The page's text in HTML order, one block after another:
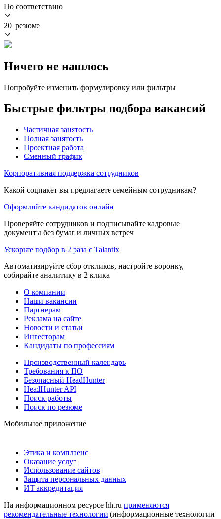
По соответствию
20 резюме
Ничего не нашлось
Попробуйте изменить формулировку или фильтры
Быстрые фильтры подбора вакансий
Частичная занятость
Полная занятость
Проектная работа
Сменный график
Корпоративная поддержка сотрудников
Какой соцпакет вы предлагаете семейным сотрудникам?
Оформляйте кандидатов онлайн
Проверяйте сотрудников и подписывайте кадровые
документы без бумаг и личных встреч
Ускорьте подбор в 2 раза с Talantix
Автоматизируйте сбор откликов, настройте воронку,
собирайте аналитику в 2 клика
О компании
Наши вакансии
Партнерам
Реклама на сайте
Новости и статьи
Инвесторам
Кандидаты по профессиям
Производственный календарь
Требования к ПО
Безопасный HeadHunter
HeadHunter API
Поиск работы
Поиск по резюме
Мобильное приложение
Этика и комплаенс
Оказание услуг
Использование сайтов
Защита персональных данных
ИТ аккредитация
На информационном ресурсе hh.ru применяются
рекомендательные технологии (информационные технологии